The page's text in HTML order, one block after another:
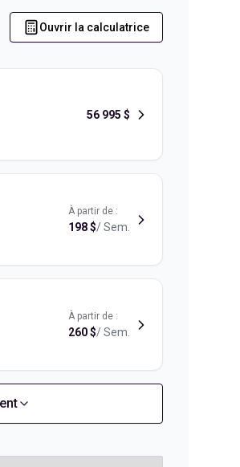
Ouvrir la calculatrice
56 995 $
À partir de :
198$/Sem.
À partir de :
260$/Sem.
À partir de :